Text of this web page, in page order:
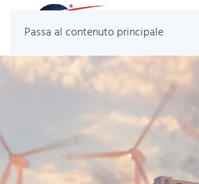
Passa al contenuto principale